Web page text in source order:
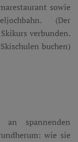
sowie
(Der
verbunden.
buchen)
spannenden
wie sie